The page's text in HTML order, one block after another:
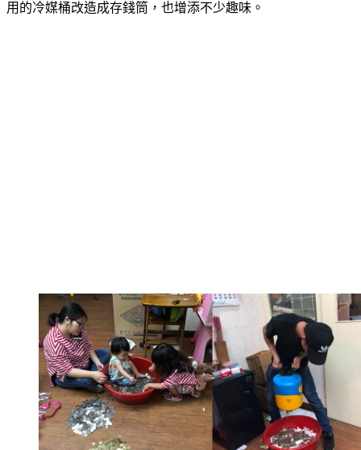
果，他表示自己本身從事空調業，因此突發奇想，將工作中不